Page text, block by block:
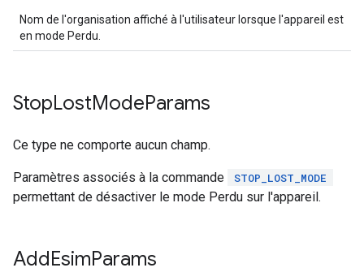
Nom de l'organisation affiché à l'utilisateur lorsque l'appareil est
en mode Perdu.
StopLostModeParams
Ce type ne comporte aucun champ.
Paramètres associés à la commande STOP_LOST_MODE
permettant de désactiver le mode Perdu sur l'appareil.
AddEsimParams